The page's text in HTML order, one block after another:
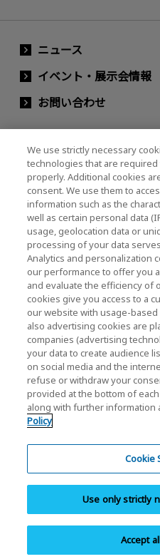
ニュース
イベント・展示会情報
お問い合わせ
キオクシアホールディン
プ・IR情報）
キオクシアホールデ
株主・投資家情報
ソーシャルメディア公式アカ
ソーシャルメディアポリシー
個人情報保護方針
並行輸入品と模倣品について
サイトマップ
Copyright © 2026
We use strictly necessary
technologies that are
properly. Additional cookies
consent. We use them to
information such as the
well as certain personal data
usage, geolocation data or
processing of your data
Analytics and personalization
our performance to offer you
and evaluate the efficiency of
cookies give you access to a
our website with usage-
also advertising cookies are
companies (advertising
your data to create audience
on social media and the
refuse or withdraw your
provided at the bottom of
along with further information
Policy
Cookie
Use only strictly
Accept